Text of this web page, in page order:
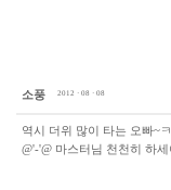
소풍 2012 · 08 · 08
역시 더위 많이 타는 오빠~
@'-'@ 마스터님 천천히 하